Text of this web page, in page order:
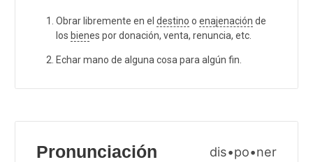
Obrar libremente en el destino o enajenación de
los bienes por donación, venta, renuncia, etc.
Echar mano de alguna cosa para algún fin.
Pronunciación dis•po•ner